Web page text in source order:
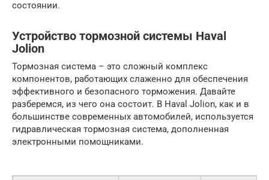
состоянии.
Устройство тормозной системы Haval
Jolion
Тормозная система – это сложный комплекс
компонентов, работающих слаженно для обеспечения
эффективного и безопасного торможения. Давайте
разберемся, из чего она состоит. В Haval Jolion, как и в
большинстве современных автомобилей, используется
гидравлическая тормозная система, дополненная
электронными помощниками.